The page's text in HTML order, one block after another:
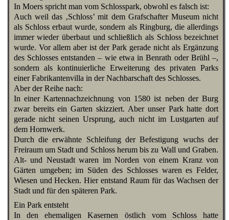
In Moers spricht man vom Schlosspark, obwohl es falsch ist:
Auch weil das ‚Schloss’ mit dem Grafschafter Museum nicht
als Schloss erbaut wurde, sondern als Ringburg, die allerdings
immer wieder überbaut und schließlich als Schloss bezeichnet
wurde. Vor allem aber ist der Park gerade nicht als Ergänzung
des Schlosses entstanden – wie etwa in Benrath oder Brühl –,
sondern als kontinuierliche Erweiterung des privaten Parks
einer Fabrikantenvilla in der Nachbarschaft des Schlosses.
Aber der Reihe nach:
In einer Kartennachzeichnung von 1580 ist neben der Burg
zwar bereits ein Garten skizziert. Aber unser Park hatte dort
gerade nicht seinen Ursprung, auch nicht im Lustgarten auf
dem Hornwerk.
Durch die erwähnte Schleifung der Befestigung wuchs der
Freiraum um Stadt und Schloss herum bis zu Wall und Graben.
Alt- und Neustadt waren im Norden von einem Kranz von
Gärten umgeben; im Süden des Schlosses waren es Felder,
Wiesen und Hecken. Hier entstand Raum für das Wachsen der
Stadt und für den späteren Park.
Ein Park entsteht
In den ehemaligen Kasernen östlich vom Schloss hatte